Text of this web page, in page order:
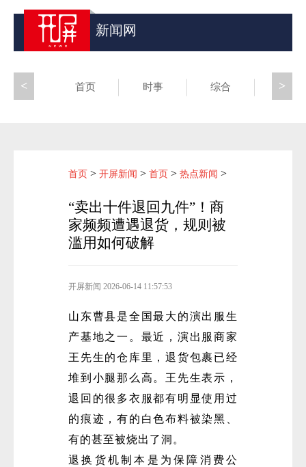
新闻网
首页 时事 综合 昆滇
>
<
首页 > 开屏新闻 > 首页 > 热点新闻 >
“卖出十件退回九件”！商
家频频遭遇退货，规则被
滥用如何破解
开屏新闻 2026-06-14 11:57:53
山东曹县是全国最大的演出服生
产基地之一。最近，演出服商家
王先生的仓库里，退货包裹已经
堆到小腿那么高。王先生表示，
退回的很多衣服都有明显使用过
的痕迹，有的白色布料被染黑、
有的甚至被烧出了洞。
退换货机制本是为保障消费公